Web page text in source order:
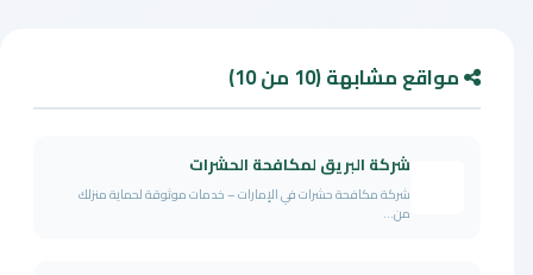
مواقع مشابهة (10 من 10)
شركة البريق لمكافحة الحشرات
شركة مكافحة حشرات في الإمارات – خدمات موثوقة لحماية منزلك
من...